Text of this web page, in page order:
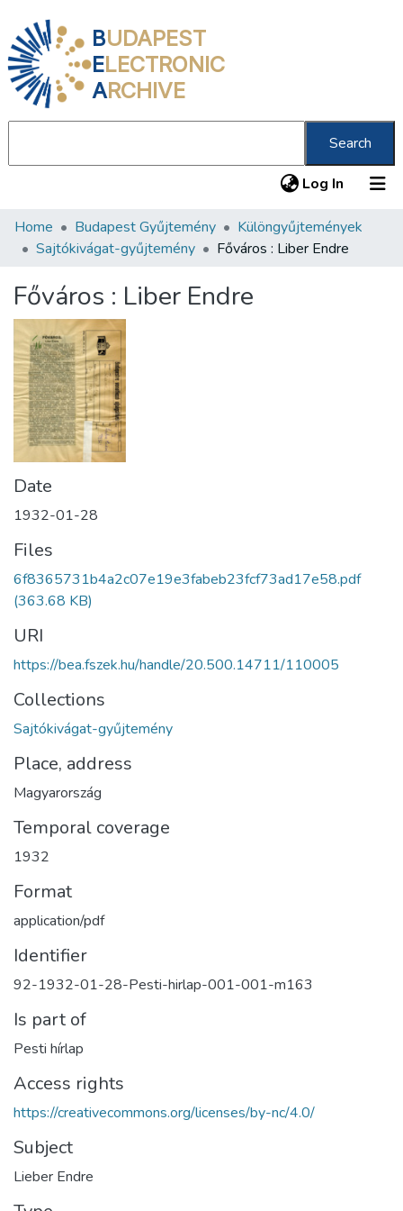
BUDAPEST
ELECTRONIC
ARCHIVE
Search
Log In (current)
Communities & Collections
Statistics
About us
Home Budapest Gyűjtemény
Különgyűjtemények
Sajtókivágat-gyűjtemény
Főváros : Liber Endre
Főváros : Liber Endre
Date
1932-01-28
Files
6f8365731b4a2c07e19e3fabeb23fcf73ad17e58.pdf
(363.68 KB)
URI
https://bea.fszek.hu/handle/20.500.14711/110005
Collections
Sajtókivágat-gyűjtemény
Place, address
Magyarország
Temporal coverage
1932
Format
application/pdf
Identifier
92-1932-01-28-Pesti-hirlap-001-001-m163
Is part of
Pesti hírlap
Access rights
https://creativecommons.org/licenses/by-nc/4.0/
Subject
Lieber Endre